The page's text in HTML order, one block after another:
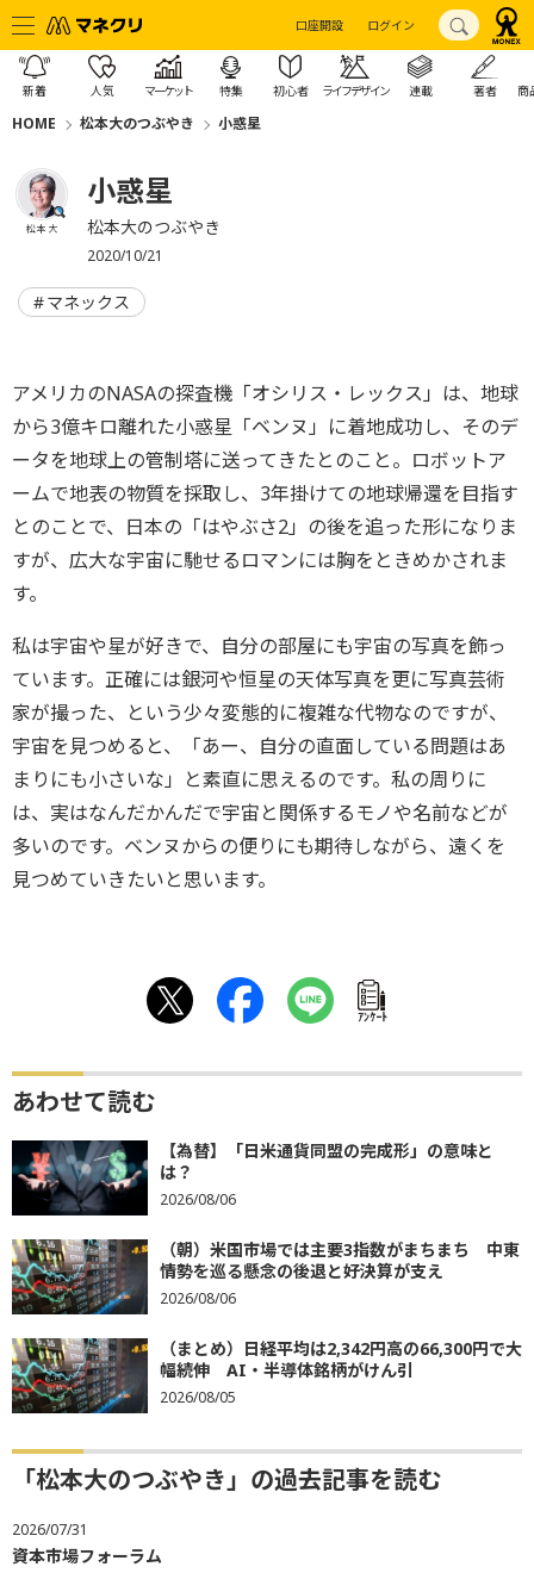
口座開設 ログイン
新着 人気 マーケット 特集 初心者 ライフデザイン 連載 著者 商
HOME 松本大のつぶやき 小惑星
松本 大
小惑星
松本大のつぶやき
2020/10/21
マネックス
アメリカのNASAの探査機「オシリス・レックス」は、地球
から3億キロ離れた小惑星「ベンヌ」に着地成功し、そのデ
ータを地球上の管制塔に送ってきたとのこと。ロボットア
ームで地表の物質を採取し、3年掛けての地球帰還を目指す
とのことで、日本の「はやぶさ2」の後を追った形になりま
すが、広大な宇宙に馳せるロマンには胸をときめかされま
す。
私は宇宙や星が好きで、自分の部屋にも宇宙の写真を飾っ
ています。正確には銀河や恒星の天体写真を更に写真芸術
家が撮った、という少々変態的に複雑な代物なのですが、
宇宙を見つめると、「あー、自分の直面している問題はあ
まりにも小さいな」と素直に思えるのです。私の周りに
は、実はなんだかんだで宇宙と関係するモノや名前などが
多いのです。ベンヌからの便りにも期待しながら、遠くを
見つめていきたいと思います。
ｱﾝｹｰﾄ
あわせて読む
【為替】「日米通貨同盟の完成形」の意味と
は？
2026/08/06
（朝）米国市場では主要3指数がまちまち 中東
情勢を巡る懸念の後退と好決算が支え
2026/08/06
（まとめ）日経平均は2,342円高の66,300円で大
幅続伸 AI・半導体銘柄がけん引
2026/08/05
「松本大のつぶやき」の過去記事を読む
2026/07/31
資本市場フォーラム